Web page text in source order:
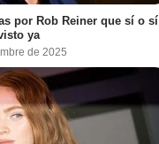
por Rob Reiner que sí o sí
ya
de 2025